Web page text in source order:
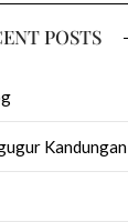
POSTS
Kandungan